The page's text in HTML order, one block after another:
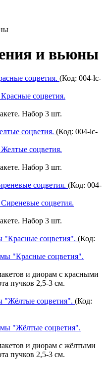
и вьюны
соцветия. (Код: 004-lc-
Набор 3 шт.
соцветия. (Код: 004-lc-
Набор 3 шт.
соцветия. (Код: 004-
Набор 3 шт.
"Красные соцветия". (Код:
и диорам с красными
пучков 2,5-3 см.
"Жёлтые соцветия". (Код:
и диорам с жёлтыми
пучков 2,5-3 см.